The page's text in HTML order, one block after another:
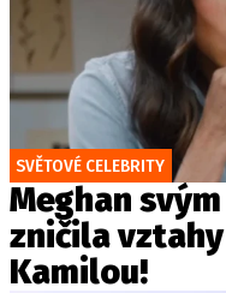
SVĚTOVÉ CELEBRITY
Meghan
zničila
Kamilou!